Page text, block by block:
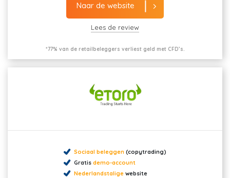
Naar de website
Lees de review
*77% van de retailbeleggers verliest geld met CFD’s.
Sociaal beleggen (copytrading)
Gratis demo-account
Nederlandstalige website